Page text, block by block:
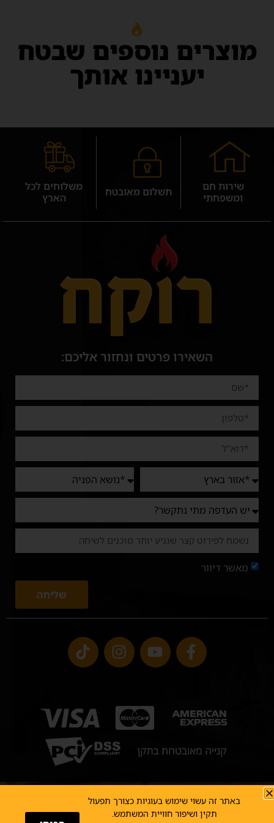
מוצרים נוספים שבטח
יעניינו אותך
שירות חם
ומשפחתי
תשלום מאובטח
משלוחים לכל
הארץ
השאירו פרטים ונחזור אליכם:
מאשר דיוור
שליחה
כל הזכויות שמורות לרוקח תנורי חימום בע"מתקנון אתר
באתר זה עשוי שימוש בעוגיות כצורך תפעול
תקין ושיפור חוויית המשתמש.